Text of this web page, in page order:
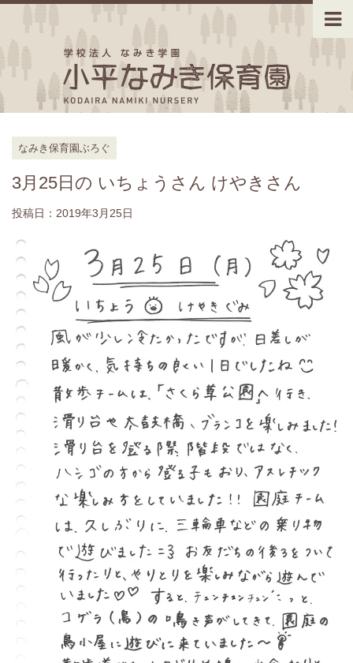
なみき保育園ぶろぐ
3月25日の いちょうさん けやきさん
投稿日： 2019年3月25日